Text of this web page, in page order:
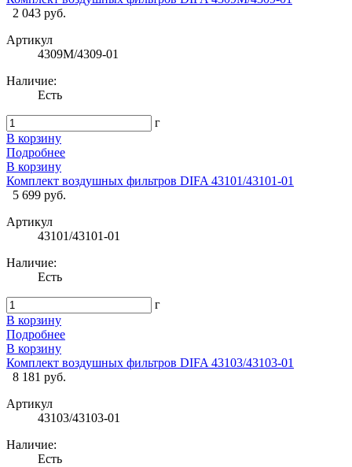
2 043 руб.
Артикул
4309М/4309-01
Наличие:
Есть
г
В корзину
Подробнее
В корзину
Комплект воздушных фильтров DIFA 43101/43101-01
5 699 руб.
Артикул
43101/43101-01
Наличие:
Есть
г
В корзину
Подробнее
В корзину
Комплект воздушных фильтров DIFA 43103/43103-01
8 181 руб.
Артикул
43103/43103-01
Наличие:
Есть